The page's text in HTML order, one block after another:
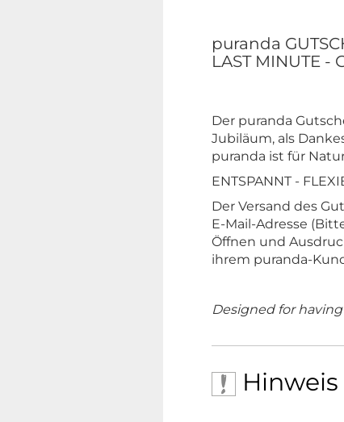
puranda
LAST MINUTE
Der puranda
Jubiläum, als
puranda ist für
ENTSPANNT -
Der Versand des
E-Mail-Adresse
Öffnen und
ihrem puranda-
Designed for
Hinweis